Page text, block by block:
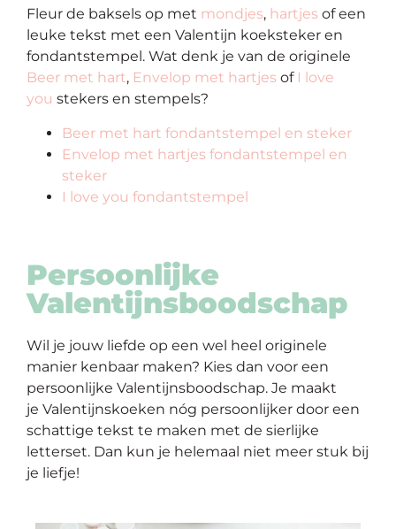
Fleur de baksels op met mondjes, hartjes of een
leuke tekst met een Valentijn koeksteker en
fondantstempel. Wat denk je van de originele
Beer met hart, Envelop met hartjes of I love
you stekers en stempels?
Beer met hart fondantstempel en steker
Envelop met hartjes fondantstempel en
steker
I love you fondantstempel
Persoonlijke
Valentijnsboodschap
Wil je jouw liefde op een wel heel originele
manier kenbaar maken? Kies dan voor een
persoonlijke Valentijnsboodschap. Je maakt
je Valentijnskoeken nóg persoonlijker door een
schattige tekst te maken met de sierlijke
letterset. Dan kun je helemaal niet meer stuk bij
je liefje!